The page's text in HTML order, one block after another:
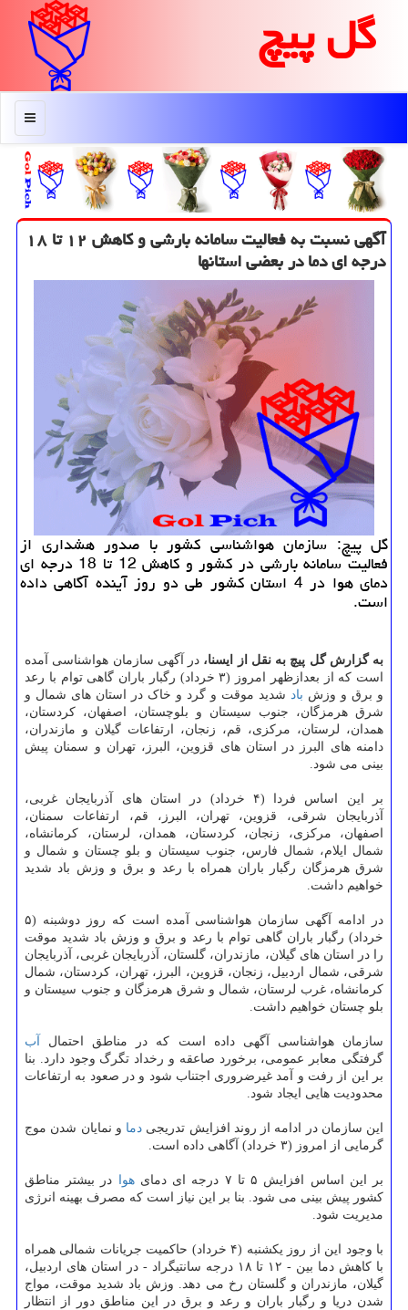
گل پیچ
منو
آگهی نسبت به فعالیت سامانه بارشی و كاهش ۱۲ تا ۱۸
درجه ای دما در بعضی استانها
گل پیچ: سازمان هواشناسی كشور با صدور هشداری از
فعالیت سامانه بارشی در كشور و كاهش 12 تا 18 درجه ای
دمای هوا در 4 استان كشور طی دو روز آینده آگاهی داده
است.
به گزارش گل پیچ به نقل از ایسنا، در آگهی سازمان هواشناسی آمده
است که از بعدازظهر امروز (۳ خرداد) رگبار باران گاهی توام با رعد
و برق و وزش باد شدید موقت و گرد و خاک در استان های شمال و
شرق هرمزگان، جنوب سیستان و بلوچستان، اصفهان، کردستان،
همدان، لرستان، مرکزی، قم، زنجان، ارتفاعات گیلان و مازندران،
دامنه های البرز در استان های قزوین، البرز، تهران و سمنان پیش
بینی می شود.
بر این اساس فردا (۴ خرداد) در استان های آذربایجان غربی،
آذربایجان شرقی، قزوین، تهران، البرز، قم، ارتفاعات سمنان،
اصفهان، مرکزی، زنجان، کردستان، همدان، لرستان، کرمانشاه،
شمال ایلام، شمال فارس، جنوب سیستان و بلو چستان و شمال و
شرق هرمزگان رگبار باران همراه با رعد و برق و وزش باد شدید
خواهیم داشت.
در ادامه آگهی سازمان هواشناسی آمده است که روز دوشبنه (۵
خرداد) رگبار باران گاهی توام با رعد و برق و وزش باد شدید موقت
را در استان های گیلان، مازندران، گلستان، آذربایجان غربی، آذربایجان
شرقی، شمال اردبیل، زنجان، قزوین، البرز، تهران، کردستان، شمال
کرمانشاه، غرب لرستان، شمال و شرق هرمزگان و جنوب سیستان و
بلو چستان خواهیم داشت.
سازمان هواشناسی آگهی داده است که در مناطق احتمال
آب
گرفتگی معابر عمومی، برخورد صاعقه و رخداد تگرگ وجود دارد. بنا
بر این از رفت و آمد غیرضروری اجتناب شود و در صعود به ارتفاعات
محدودیت هایی ایجاد شود.
این سازمان در ادامه از روند افزایش تدریجی دما و نمایان شدن موج
گرمایی از امروز (۳ خرداد) آگاهی داده است.
بر این اساس افزایش ۵ تا ۷ درجه ای دمای هوا
در بیشتر مناطق
کشور پیش بینی می شود. بنا بر این نیاز است که مصرف بهینه انرژی
مدیریت شود.
با وجود این از روز یکشنبه (۴ خرداد) حاکمیت جریانات شمالی همراه
با کاهش دما بین - ۱۲ تا ۱۸ درجه سانتیگراد - در استان های اردبیل،
گیلان، مازندران و گلستان رخ می دهد. وزش باد شدید موقت، مواج
شدن دریا و رگبار باران و رعد و برق در این مناطق دور از انتظار